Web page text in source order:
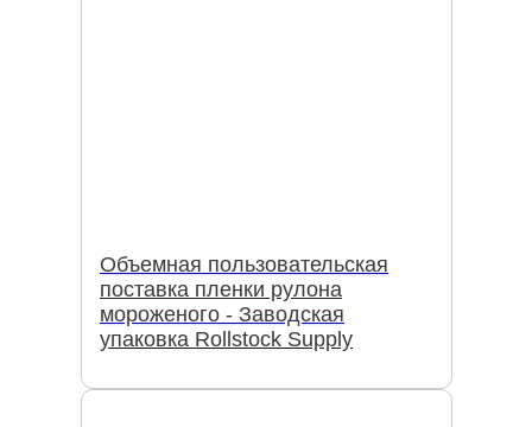
Объемная пользовательская
поставка пленки рулона
мороженого - Заводская
упаковка Rollstock Supply